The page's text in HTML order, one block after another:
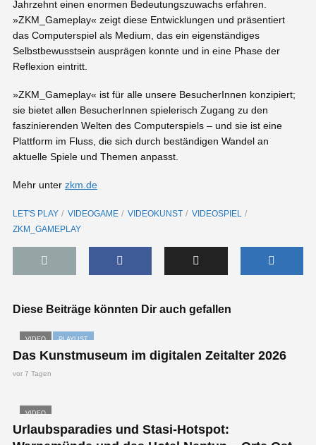
Jahrzehnt einen enormen Bedeutungszuwachs erfahren.
»ZKM_Gameplay« zeigt diese Entwicklungen und präsentiert
das Computerspiel als Medium, das ein eigenständiges
Selbstbewusstsein ausprägen konnte und in eine Phase der
Reflexion eintritt.
»ZKM_Gameplay« ist für alle unsere BesucherInnen konzipiert;
sie bietet allen BesucherInnen spielerisch Zugang zu den
faszinierenden Welten des Computerspiels – und sie ist eine
Plattform im Fluss, die sich durch beständigen Wandel an
aktuelle Spiele und Themen anpasst.
Mehr unter zkm.de
LET'S PLAY VIDEOGAME VIDEOKUNST
VIDEOSPIEL
ZKM_GAMEPLAY
Diese Beiträge könnten Dir auch gefallen
VIDEO PLAYLIST
Das Kunstmuseum im digitalen Zeitalter 2026
vor 7 Tagen
VIDEO
Urlaubsparadies und Stasi-Hotspot: